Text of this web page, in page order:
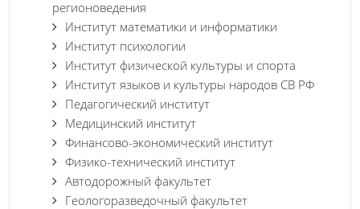
регионоведения
Институт математики и информатики
Институт психологии
Институт физической культуры и спорта
Институт языков и культуры народов СВ РФ
Педагогический институт
Медицинский институт
Финансово-экономический институт
Физико-технический институт
Автодорожный факультет
Геологоразведочный факультет